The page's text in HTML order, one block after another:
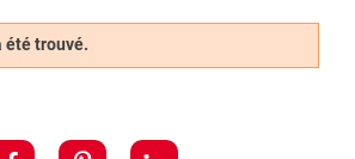
été trouvé.